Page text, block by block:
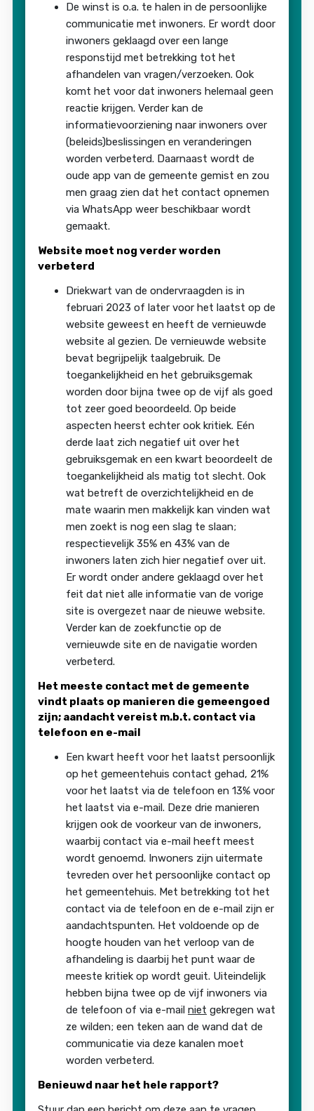
De winst is o.a. te halen in de persoonlijke
communicatie met inwoners. Er wordt door
inwoners geklaagd over een lange
responstijd met betrekking tot het
afhandelen van vragen/verzoeken. Ook
komt het voor dat inwoners helemaal geen
reactie krijgen. Verder kan de
informatievoorziening naar inwoners over
(beleids)beslissingen en veranderingen
worden verbeterd. Daarnaast wordt de
oude app van de gemeente gemist en zou
men graag zien dat het contact opnemen
via WhatsApp weer beschikbaar wordt
gemaakt.
Website moet nog verder worden
verbeterd
Driekwart van de ondervraagden is in
februari 2023 of later voor het laatst op de
website geweest en heeft de vernieuwde
website al gezien. De vernieuwde website
bevat begrijpelijk taalgebruik. De
toegankelijkheid en het gebruiksgemak
worden door bijna twee op de vijf als goed
tot zeer goed beoordeeld. Op beide
aspecten heerst echter ook kritiek. Eén
derde laat zich negatief uit over het
gebruiksgemak en een kwart beoordeelt de
toegankelijkheid als matig tot slecht. Ook
wat betreft de overzichtelijkheid en de
mate waarin men makkelijk kan vinden wat
men zoekt is nog een slag te slaan;
respectievelijk 35% en 43% van de
inwoners laten zich hier negatief over uit.
Er wordt onder andere geklaagd over het
feit dat niet alle informatie van de vorige
site is overgezet naar de nieuwe website.
Verder kan de zoekfunctie op de
vernieuwde site en de navigatie worden
verbeterd.
Het meeste contact met de gemeente
vindt plaats op manieren die gemeengoed
zijn; aandacht vereist m.b.t. contact via
telefoon en e-mail
Een kwart heeft voor het laatst persoonlijk
op het gemeentehuis contact gehad, 21%
voor het laatst via de telefoon en 13% voor
het laatst via e-mail. Deze drie manieren
krijgen ook de voorkeur van de inwoners,
waarbij contact via e-mail heeft meest
wordt genoemd. Inwoners zijn uitermate
tevreden over het persoonlijke contact op
het gemeentehuis. Met betrekking tot het
contact via de telefoon en de e-mail zijn er
aandachtspunten. Het voldoende op de
hoogte houden van het verloop van de
afhandeling is daarbij het punt waar de
meeste kritiek op wordt geuit. Uiteindelijk
hebben bijna twee op de vijf inwoners via
de telefoon of via e-mail niet gekregen wat
ze wilden; een teken aan de wand dat de
communicatie via deze kanalen moet
worden verbeterd.
Benieuwd naar het hele rapport?